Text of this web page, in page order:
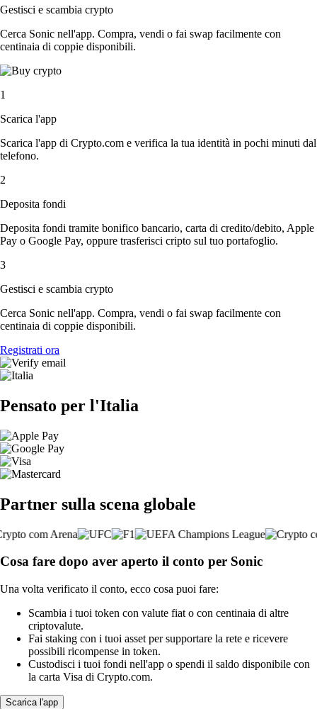
Gestisci e scambia crypto
Cerca Sonic nell'app. Compra, vendi o fai swap facilmente con
centinaia di coppie disponibili.
1
Scarica l'app
Scarica l'app di Crypto.com e verifica la tua identità in pochi minuti dal
telefono.
2
Deposita fondi
Deposita fondi tramite bonifico bancario, carta di credito/debito, Apple
Pay o Google Pay, oppure trasferisci cripto sul tuo portafoglio.
3
Gestisci e scambia crypto
Cerca Sonic nell'app. Compra, vendi o fai swap facilmente con
centinaia di coppie disponibili.
Registrati ora
Pensato per l'Italia
Partner sulla scena globale
Cosa fare dopo aver aperto il conto per Sonic
Una volta verificato il conto, ecco cosa puoi fare:
Scambia i tuoi token con valute fiat o con centinaia di altre
criptovalute.
Fai staking con i tuoi asset per supportare la rete e ricevere
possibili ricompense in token.
Custodisci i tuoi fondi nell'app o spendi il saldo disponibile con
la carta Visa di Crypto.com.
Scarica l'app